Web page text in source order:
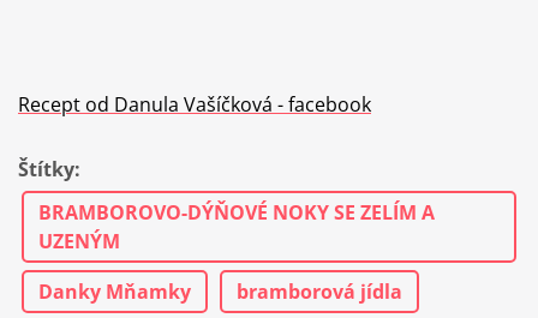
Recept od Danula Vašíčková - facebook
Štítky:
BRAMBOROVO-DÝŇOVÉ NOKY SE ZELÍM A
UZENÝM
Danky Mňamky
bramborová jídla